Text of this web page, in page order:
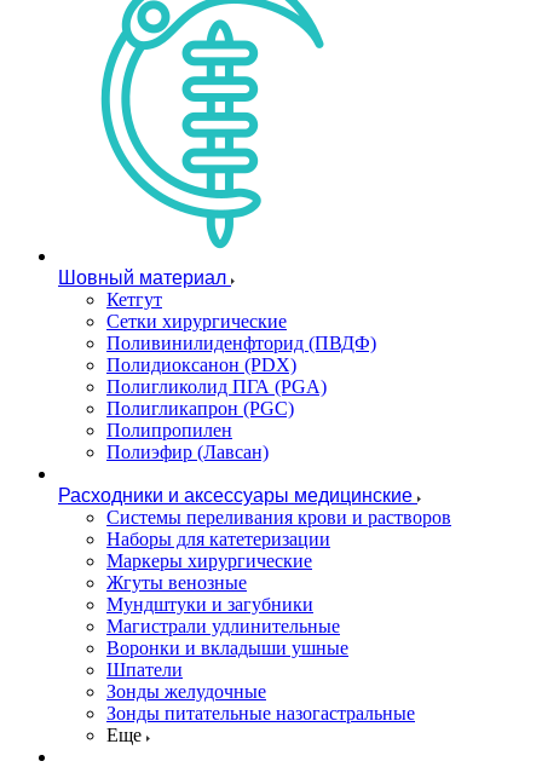
Шовный материал
Кетгут
Сетки хирургические
Поливинилиденфторид (ПВДФ)
Полидиоксанон (PDX)
Полигликолид ПГА (PGA)
Полигликапрон (PGC)
Полипропилен
Полиэфир (Лавсан)
Расходники и аксессуары медицинские
Системы переливания крови и растворов
Наборы для катетеризации
Маркеры хирургические
Жгуты венозные
Мундштуки и загубники
Магистрали удлинительные
Воронки и вкладыши ушные
Шпатели
Зонды желудочные
Зонды питательные назогастральные
Еще